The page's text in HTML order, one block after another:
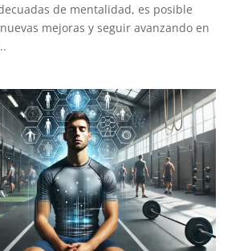
de mentalidad, es posible
mejoras y seguir avanzando en